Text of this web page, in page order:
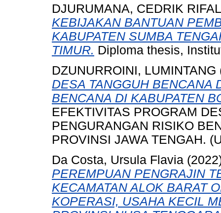
DJURUMANA, CEDRIK
KEBIJAKAN BANTUAN
KABUPATEN SUMBA
TIMUR. Diploma thesis,
DZUNURROINI, LUMINTANG
DESA TANGGUH BENCANA
BENCANA DI KABUPATEN
EFEKTIVITAS PROGRAM
PENGURANGAN RISIKO
PROVINSI JAWA TENGAH.
Da Costa, Ursula Flavia
PEREMPUAN PENGRAJIN
KECAMATAN ALOK BARAT
KOPERASI, USAHA KECIL